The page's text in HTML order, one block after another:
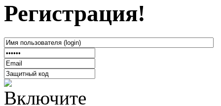
Регистрация!